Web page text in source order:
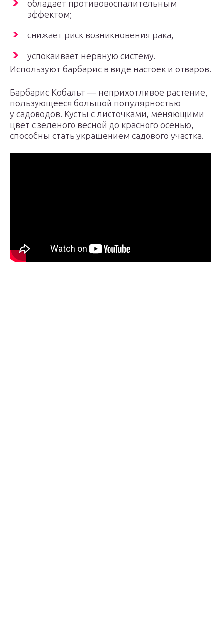
обладает противовоспалительным
эффектом;
снижает риск возникновения рака;
успокаивает нервную систему.
Используют барбарис в виде настоек и отваров.
Барбарис Кобальт — неприхотливое растение,
пользующееся большой популярностью
у садоводов. Кусты с листочками, меняющими
цвет с зеленого весной до красного осенью,
способны стать украшением садового участка.